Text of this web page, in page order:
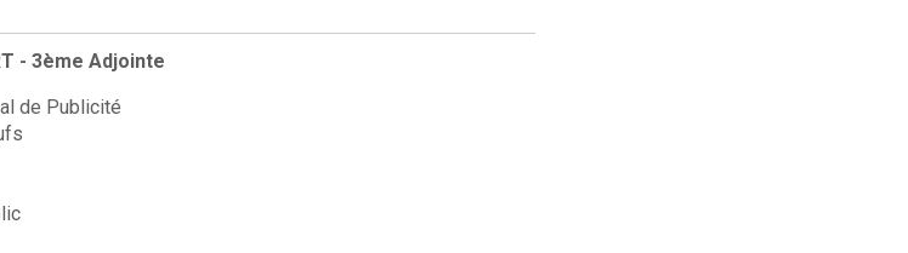
- 3ème Adjointe
de Publicité